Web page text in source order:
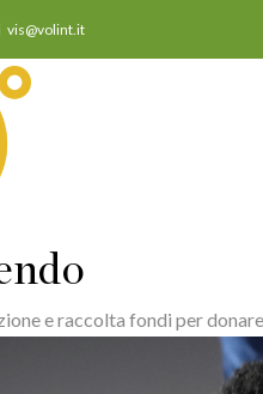
vis@volint.it
e raccolta fondi per